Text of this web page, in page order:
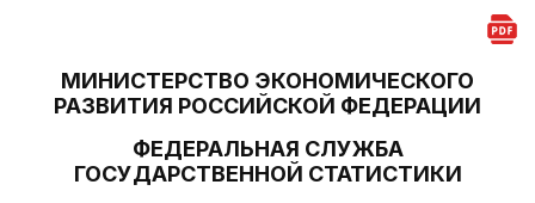
МИНИСТЕРСТВО ЭКОНОМИЧЕСКОГО
РАЗВИТИЯ РОССИЙСКОЙ ФЕДЕРАЦИИ
ФЕДЕРАЛЬНАЯ СЛУЖБА
ГОСУДАРСТВЕННОЙ СТАТИСТИКИ